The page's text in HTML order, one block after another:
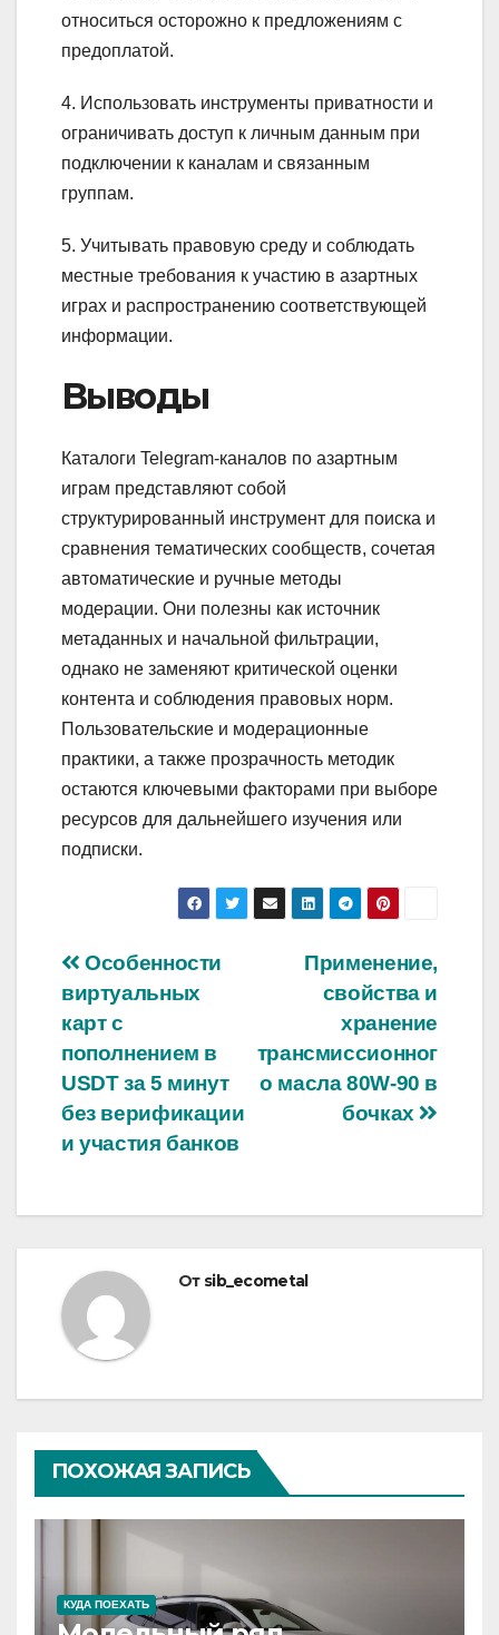
относиться осторожно к предложениям с
предоплатой.
4. Использовать инструменты приватности и
ограничивать доступ к личным данным при
подключении к каналам и связанным
группам.
5. Учитывать правовую среду и соблюдать
местные требования к участию в азартных
играх и распространению соответствующей
информации.
Выводы
Каталоги Telegram-каналов по азартным
играм представляют собой
структурированный инструмент для поиска и
сравнения тематических сообществ, сочетая
автоматические и ручные методы
модерации. Они полезны как источник
метаданных и начальной фильтрации,
однако не заменяют критической оценки
контента и соблюдения правовых норм.
Пользовательские и модерационные
практики, а также прозрачность методик
остаются ключевыми факторами при выборе
ресурсов для дальнейшего изучения или
подписки.
Навигация
по
записям
Применение,
свойства и
хранение
трансмиссионног
о масла 80W-90 в
бочках
Особенности
виртуальных
карт с
пополнением в
USDT за 5 минут
без верификации
и участия банков
От sib_ecometal
ПОХОЖАЯ ЗАПИСЬ
КУДА ПОЕХАТЬ